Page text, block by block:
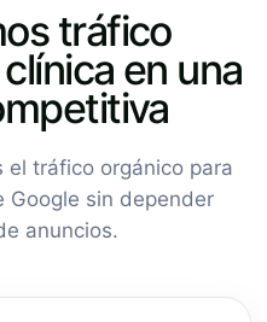
tráfico
en una
el tráfico orgánico para
Google sin depender
anuncios.